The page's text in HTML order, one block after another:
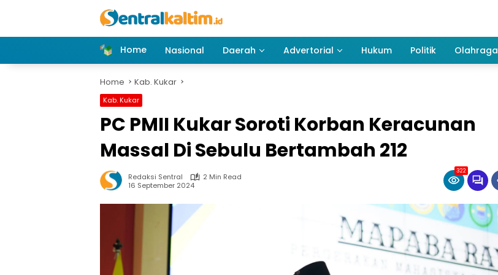
Home
Nasional Daerah Advertorial Hukum Politik Olahraga
Home Kab. Kukar
Kab. Kukar
PC PMII Kukar Soroti Korban Keracunan
Massal Di Sebulu Bertambah 212
Redaksi Sentral
2 Min Read
16 September 2024
322